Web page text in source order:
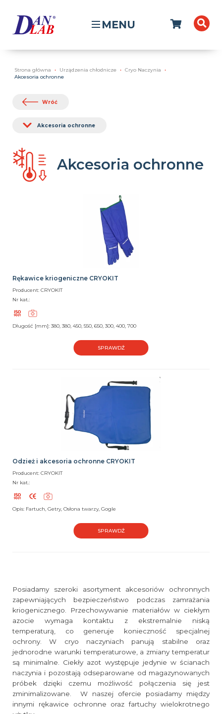
MENU
Strona główna Urządzenia chłodnicze
Cryo Naczynia
Akcesoria ochronne
Wróć
Akcesoria ochronne
Akcesoria ochronne
Rękawice kriogeniczne CRYOKIT
Producent: CRYOKIT
Nr kat.:
Długość [mm]: 380, 380, 450, 550, 650, 300, 400, 700
SPRAWDŹ
Odzież i akcesoria ochronne CRYOKIT
Producent: CRYOKIT
Nr kat.:
Opis: Fartuch, Getry, Osłona twarzy, Gogle
SPRAWDŹ
Posiadamy szeroki asortyment akcesoriów ochronnych
zapewniających bezpieczeństwo podczas zamrażania
kriogenicznego. Przechowywanie materiałów w ciekłym
azocie wymaga kontaktu z ekstremalnie niską
temperaturą, co generuje konieczność specjalnej
ochrony. W cryo naczyniach panują stabilne oraz
jednorodne warunki temperaturowe, a zmiany temperatur
są minimalne. Ciekły azot występuje jedynie w ścianach
naczynia i pozostają odseparowane od magazynowanych
próbek dzięki czemu możliwość połączenia się jest
zminimalizowane. W naszej ofercie posiadamy między
innymi rękawice ochronne oraz fartuchy wielokrotnego